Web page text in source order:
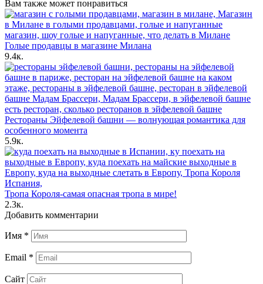
Вам также может понравиться
Голые продавцы в магазине Милана
9.4к.
Рестораны Эйфелевой башни — волнующая романтика для
особенного момента
5.9к.
Тропа Короля-самая опасная тропа в мире!
2.3к.
Добавить комментарии
Имя *
Email *
Сайт